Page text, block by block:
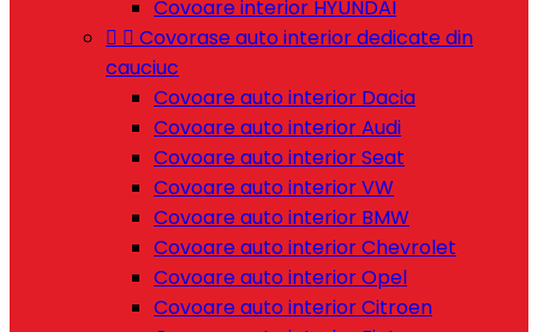
Covoare interior HYUNDAI
  Covorase auto interior dedicate din
cauciuc
Covoare auto interior Dacia
Covoare auto interior Audi
Covoare auto interior Seat
Covoare auto interior VW
Covoare auto interior BMW
Covoare auto interior Chevrolet
Covoare auto interior Opel
Covoare auto interior Citroen